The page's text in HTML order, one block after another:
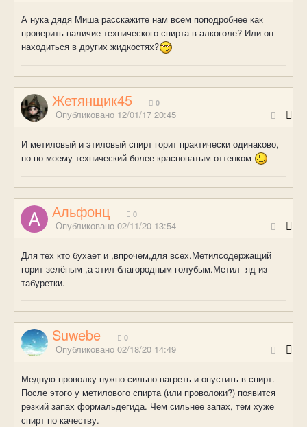
А нука дядя Миша расскажите нам всем поподробнее как
проверить наличие технического спирта в алкоголе? Или он
находиться в других жидкостях?
Жетянщик45 0
Опубликовано 12/01/17 20:45
И метиловый и этиловый спирт горит практически одинаково,
но по моему технический более красноватым оттенком
Альфонц 0
Опубликовано 02/11/20 13:54
Для тех кто бухает и ,впрочем,для всех.Метилсодержащий
горит зелёным ,а этил благородным голубым.Метил -яд из
табуретки.
Suwebe 0
Опубликовано 02/18/20 14:49
Медную проволку нужно сильно нагреть и опустить в спирт.
После этого у метилового спирта (или проволоки?) появится
резкий запах формальдегида. Чем сильнее запах, тем хуже
спирт по качеству.